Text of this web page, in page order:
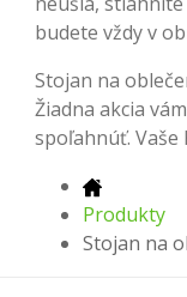
budete vždy v
Stojan na
Žiadna akcia
spoľahnúť. Vaše
Produkty
Stojan na